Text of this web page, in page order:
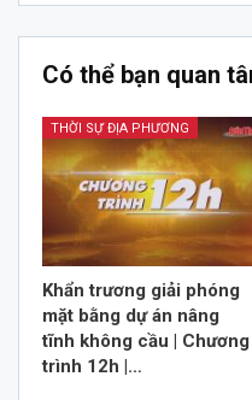
Có thể bạn quan
THỜI SỰ ĐỊA PHƯƠNG
Khẩn trương giải phóng
mặt bằng dự án nâng
tĩnh không cầu | Chương
trình 12h |…